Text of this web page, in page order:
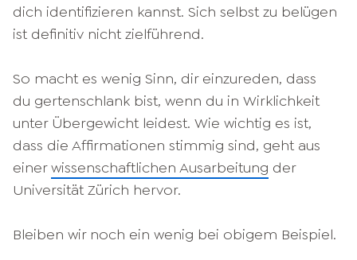
dich identifizieren kannst. Sich selbst zu belügen
ist definitiv nicht zielführend.
So macht es wenig Sinn, dir einzureden, dass
du gertenschlank bist, wenn du in Wirklichkeit
unter Übergewicht leidest. Wie wichtig es ist,
dass die Affirmationen stimmig sind, geht aus
einerwissenschaftlichen Ausarbeitung der
Universität Zürich hervor.
Bleiben wir noch ein wenig bei obigem Beispiel.